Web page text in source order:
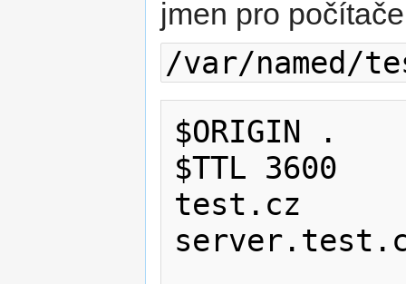
jmen pro
/var/named/
$ORIGIN .
$TTL 3600
test.cz